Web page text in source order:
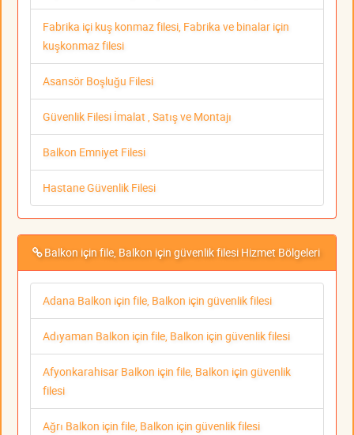
Fabrika içi kuş konmaz filesi, Fabrika ve binalar için
kuşkonmaz filesi
Asansör Boşluğu Filesi
Güvenlik Filesi İmalat , Satış ve Montajı
Balkon Emniyet Filesi
Hastane Güvenlik Filesi
Balkon için file, Balkon için güvenlik filesi Hizmet Bölgeleri
Adana Balkon için file, Balkon için güvenlik filesi
Adıyaman Balkon için file, Balkon için güvenlik filesi
Afyonkarahisar Balkon için file, Balkon için güvenlik
filesi
Ağrı Balkon için file, Balkon için güvenlik filesi